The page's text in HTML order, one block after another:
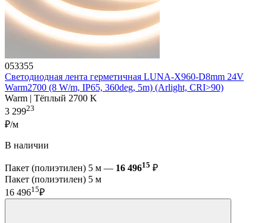
053355
Светодиодная лента герметичная LUNA-X960-D8mm 24V
Warm2700 (8 W/m, IP65, 360deg, 5m) (Arlight, CRI>90)
Warm | Тёплый 2700 K
3 29923
₽/м
В наличии
Пакет (полиэтилен) 5 м — 16 49615 ₽
Пакет (полиэтилен) 5 м
16 49615₽